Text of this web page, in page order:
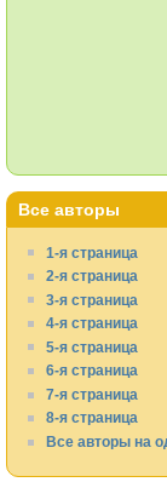
Все авторы
1-я страница
2-я страница
3-я страница
4-я страница
5-я страница
6-я страница
7-я страница
8-я страница
Все авторы на